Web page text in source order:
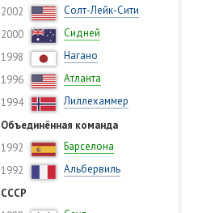
2002
Солт-Лейк-Сити
2000
Сидней
1998
Нагано
1996
Атланта
1994
Лиллехаммер
Объединённая команда
1992
Барселона
1992
Альбервиль
СССР